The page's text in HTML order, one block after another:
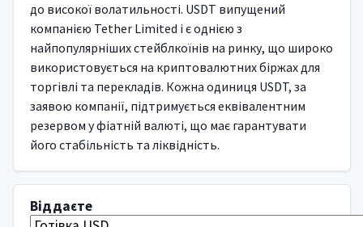
до високої волатильності. USDT випущений
компанією Tether Limited і є однією з
найпопулярніших стейблкоїнів на ринку, що широко
використовується на криптовалютних біржах для
торгівлі та перекладів. Кожна одиниця USDT, за
заявою компанії, підтримується еквівалентним
резервом у фіатній валюті, що має гарантувати
його стабільність та ліквідність.
Віддаєте